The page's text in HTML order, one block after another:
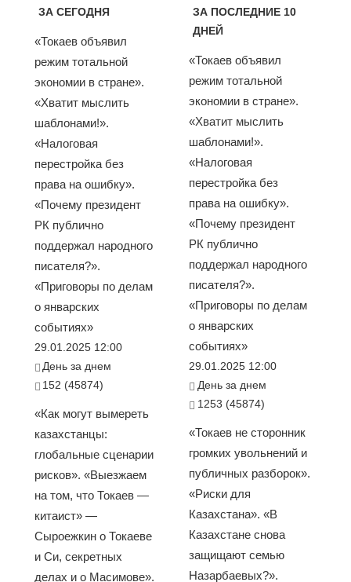
ЗА СЕГОДНЯ
«Токаев объявил
режим тотальной
экономии в стране».
«Хватит мыслить
шаблонами!».
«Налоговая
перестройка без
права на ошибку».
«Почему президент
РК публично
поддержал народного
писателя?».
«Приговоры по делам
о январских
событиях»
29.01.2025 12:00
День за днем
152 (45874)
«Как могут вымереть
казахстанцы:
глобальные сценарии
рисков». «Выезжаем
на том, что Токаев —
китаист» —
Сыроежкин о Токаеве
и Си, секретных
делах и о Масимове».
ЗА ПОСЛЕДНИЕ 10
ДНЕЙ
«Токаев объявил
режим тотальной
экономии в стране».
«Хватит мыслить
шаблонами!».
«Налоговая
перестройка без
права на ошибку».
«Почему президент
РК публично
поддержал народного
писателя?».
«Приговоры по делам
о январских
событиях»
29.01.2025 12:00
День за днем
1253 (45874)
«Токаев не сторонник
громких увольнений и
публичных разборок».
«Риски для
Казахстана». «В
Казахстане снова
защищают семью
Назарбаевых?».